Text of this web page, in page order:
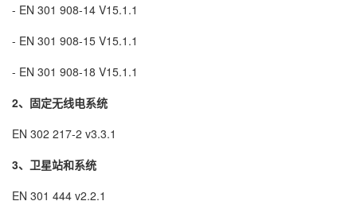
- EN 301 908-14 V15.1.1
- EN 301 908-15 V15.1.1
- EN 301 908-18 V15.1.1
2、固定无线电系统
EN 302 217-2 v3.3.1
3、卫星站和系统
EN 301 444 v2.2.1